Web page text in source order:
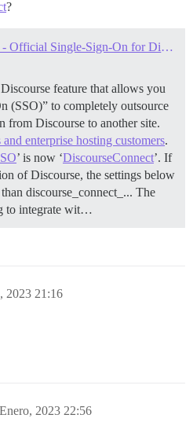
?
Setup DiscourseConnect - Official Single-Sign-On for Discourse (sso)
feature that allows you
(SSO)” to completely outsource
from Discourse to another site.
and enterprise hosting customers.
’ is now ‘DiscourseConnect’. If
of Discourse, the settings below
discourse_connect_... The
to integrate wit…
2023 21:16
2023 22:56